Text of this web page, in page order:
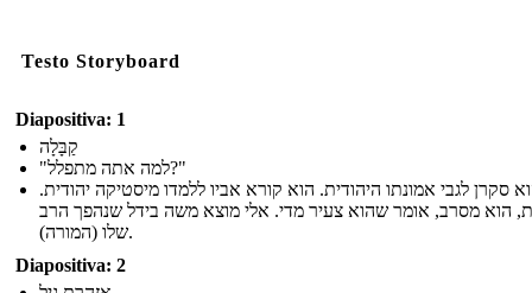
Testo Storyboard
Diapositiva: 1
קַבָּלָה
"למה אתה מתפלל?"
סקרן לגבי אמונתו היהודית. הוא קורא אביו ללמדו מיסטיקה יהודית.
הוא מסרב, אומר שהוא צעיר מדי. אלי מוצא משה בידל שנהפך הרב
שלו (המורה).
Diapositiva: 2